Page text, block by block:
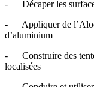
- Décaper les
- Appliquer de
d’aluminium
- Construire des
localisées